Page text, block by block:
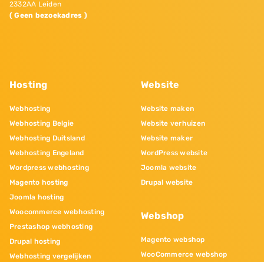
2332AA Leiden
( Geen bezoekadres )
Hosting
Webhosting
Webhosting Belgie
Webhosting Duitsland
Webhosting Engeland
Wordpress webhosting
Magento hosting
Joomla hosting
Woocommerce webhosting
Prestashop webhosting
Drupal hosting
Webhosting vergelijken
Website
Website maken
Website verhuizen
Website maker
WordPress website
Joomla website
Drupal website
Webshop
Magento webshop
WooCommerce webshop